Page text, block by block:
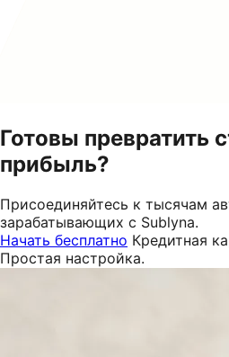
Готовы превратить
прибыль?
Присоединяйтесь к тысячам
зарабатывающих с Sublyna.
Начать бесплатно Кредитная
Простая настройка.